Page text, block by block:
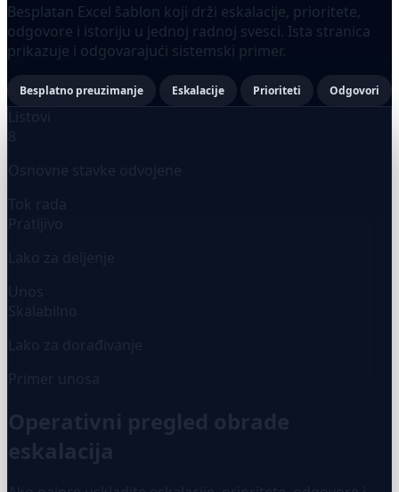
Besplatan Excel šablon koji drži eskalacije, prioritete,
odgovore i istoriju u jednoj radnoj svesci. Ista stranica
prikazuje i odgovarajući sistemski primer.
Besplatno preuzimanje Eskalacije Prioriteti Odgovori
Listovi
8
Osnovne stavke odvojene
Tok rada
Pratljivo
Lako za deljenje
Unos
Skalabilno
Lako za dorađivanje
Primer unosa
Operativni pregled obrade
eskalacija